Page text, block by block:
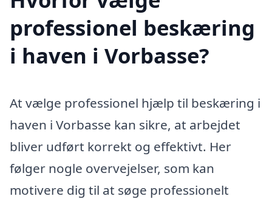
professionel beskæring
i haven i Vorbasse?
At vælge professionel hjælp til beskæring i
haven i Vorbasse kan sikre, at arbejdet
bliver udført korrekt og effektivt. Her
følger nogle overvejelser, som kan
motivere dig til at søge professionelt